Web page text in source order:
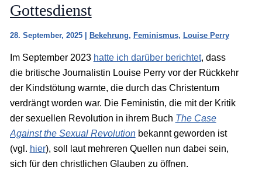
Gottesdienst
28. September, 2025 Bekehrung, Feminismus, Louise Perry
Im September 2023 hatte ich darüber berichtet, dass
die britische Journalistin Louise Perry vor der Rückkehr
der Kindstötung warnte, die durch das Christentum
verdrängt worden war. Die Feministin, die mit der Kritik
der sexuellen Revolution in ihrem Buch The Case
Against the Sexual Revolutionbekannt geworden ist
(vgl. hier), soll laut mehreren Quellen nun dabei sein,
sich für den christlichen Glauben zu öffnen.